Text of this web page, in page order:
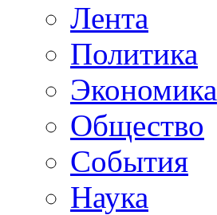
Лента
Политика
Экономика
Общество
События
Наука